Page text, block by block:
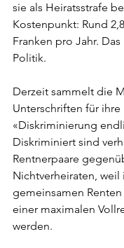
sie als Heiratsstrafe
Kostenpunkt: Rund
Franken pro Jahr.
Politik.
Derzeit sammelt die
Unterschriften für ihre
«Diskriminierung
Diskriminiert sind
Rentnerpaare
Nichtverheiraten, weil
gemeinsamen
einer maximalen
werden.